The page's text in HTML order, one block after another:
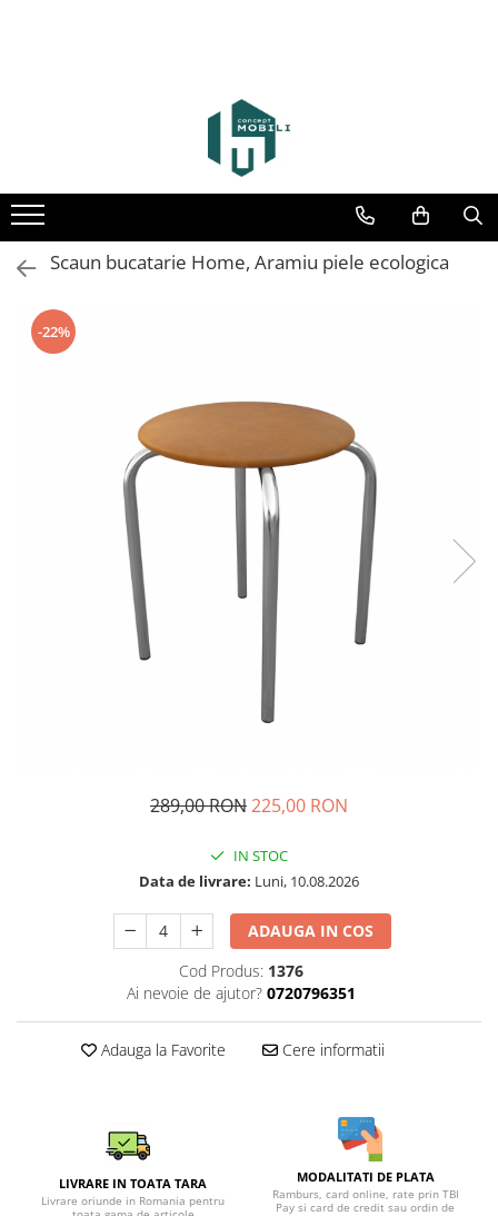
Scaun bucatarie Home, Aramiu piele ecologica
-22%
289,00 RON225,00 RON
IN STOC
Data de livrare: Luni, 10.08.2026
ADAUGA IN COS
Cod Produs: 1376
Ai nevoie de ajutor? 0720796351
Adauga la Favorite Cere informatii
LIVRARE IN TOATA TARA
Livrare oriunde in Romania pentru
MODALITATI DE PLATA
Ramburs, card online, rate prin TBI
Pay si card de credit sau ordin de